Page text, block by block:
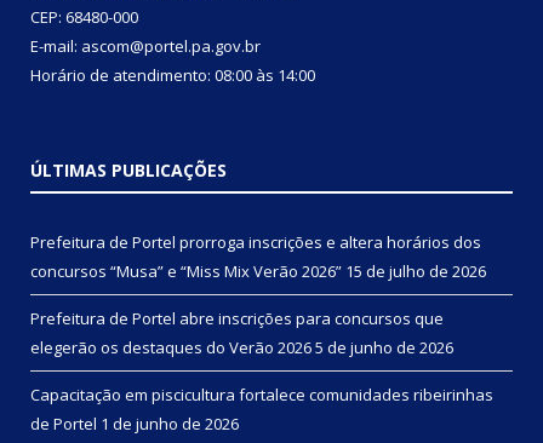
CEP: 68480-000
E-mail: ascom@portel.pa.gov.br
Horário de atendimento: 08:00 às 14:00
ÚLTIMAS PUBLICAÇÕES
Prefeitura de Portel prorroga inscrições e altera horários dos
concursos “Musa” e “Miss Mix Verão 2026” 15 de julho de 2026
Prefeitura de Portel abre inscrições para concursos que
elegerão os destaques do Verão 20265 de junho de 2026
Capacitação em piscicultura fortalece comunidades ribeirinhas
de Portel 1 de junho de 2026